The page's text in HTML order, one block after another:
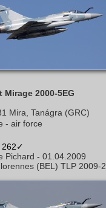
Mirage 2000-5EG
Mira, Tanágra (GRC)
- air force
262✓
Pichard - 01.04.2009
(BEL) TLP 2009-2